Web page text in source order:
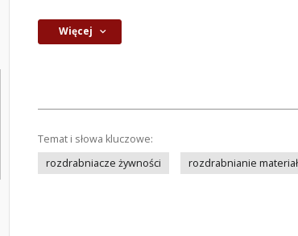
Więcej
Temat i słowa kluczowe:
rozdrabniacze żywności
rozdrabnianie